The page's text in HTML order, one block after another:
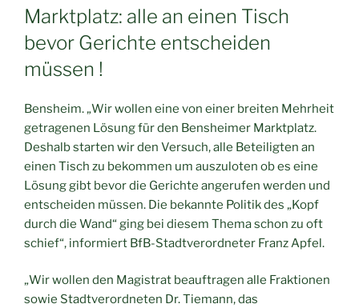
AM
Marktplatz: alle an einen Tisch
bevor Gerichte entscheiden
müssen !
Bensheim. „Wir wollen eine von einer breiten Mehrheit
getragenen Lösung für den Bensheimer Marktplatz.
Deshalb starten wir den Versuch, alle Beteiligten an
einen Tisch zu bekommen um auszuloten ob es eine
Lösung gibt bevor die Gerichte angerufen werden und
entscheiden müssen. Die bekannte Politik des „Kopf
durch die Wand“ ging bei diesem Thema schon zu oft
schief“, informiert BfB-Stadtverordneter Franz Apfel.
„Wir wollen den Magistrat beauftragen alle Fraktionen
sowie Stadtverordneten Dr. Tiemann, das